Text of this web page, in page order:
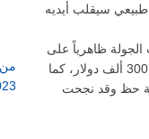
من
الى 14000 دولار ، وأي لاعب طبيعي سيقلب أيديه
23000 دولار رهان وأوشكت الجولة ظاهرياً على
الإنتهاء، وعلى الرغم من هذا، كان لدى “بوث” خططاً أخرى وقام بالمزايدة حتى 300 ألف دولار، كما
حظ وقد نجحت